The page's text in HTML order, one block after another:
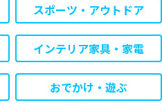
スポーツ・アウトドア
インテリア家具・家電
おでかけ・遊ぶ